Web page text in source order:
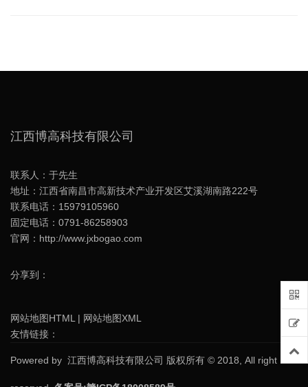
江西博高科技有限公司
联系人：于先生
地址：江西省南昌市高新技术产业开发区艾溪湖南路222号
联系电话：15979105960
固定电话：0791-86258903
官网：http://www.jxbogao.com
分享到：
网站地图HTML | 网站地图XML
友情链接：
Powered by 江西博高科技有限公司 版权所有 © 2018, All right